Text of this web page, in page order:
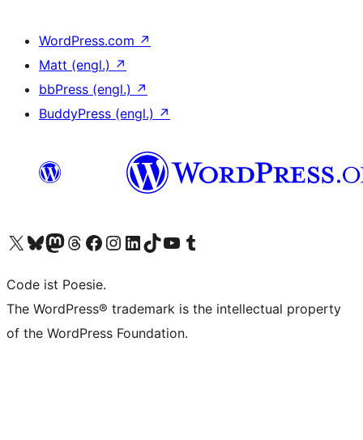
WordPress.com ↗
Matt (engl.) ↗
bbPress (engl.) ↗
BuddyPress (engl.) ↗
Unser X-Konto (früher Twitter) besuchen
Unser Bluesky-Konto besuchen
Unser Mastodon-Konto besuchen
Unser Threads-Konto besuchen
Unsere Facebook-Seite besuchen
Unser Instagram-Konto besuchen
Unser LinkedIn-Konto besuchen
Unser TikTok-Konto besuchen
Unseren YouTube-Kanal besuchen
Unser Tumblr-Konto besuchen
Code ist Poesie.
The WordPress® trademark is the intellectual property
of the WordPress Foundation.